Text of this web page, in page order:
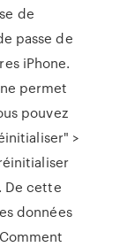
de
passe de
iPhone.
permet
pouvez
>
De cette
données